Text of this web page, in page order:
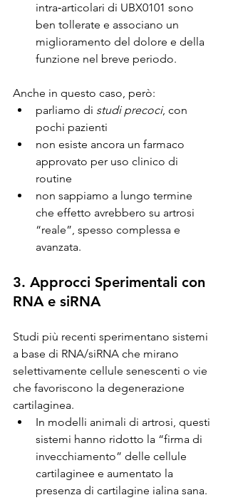
intra‑articolari di UBX0101 sono
ben tollerate e associano un
miglioramento del dolore e della
funzione nel breve periodo.
Anche in questo caso, però:
parliamo di studi precoci, con
pochi pazienti
non esiste ancora un farmaco
approvato per uso clinico di
routine
non sappiamo a lungo termine
che effetto avrebbero su artrosi
“reale”, spesso complessa e
avanzata.
3. Approcci Sperimentali con
RNA e siRNA
Studi più recenti sperimentano sistemi
a base di RNA/siRNA che mirano
selettivamente cellule senescenti o vie
che favoriscono la degenerazione
cartilaginea.
In modelli animali di artrosi, questi
sistemi hanno ridotto la “firma di
invecchiamento” delle cellule
cartilaginee e aumentato la
presenza di cartilagine ialina sana.